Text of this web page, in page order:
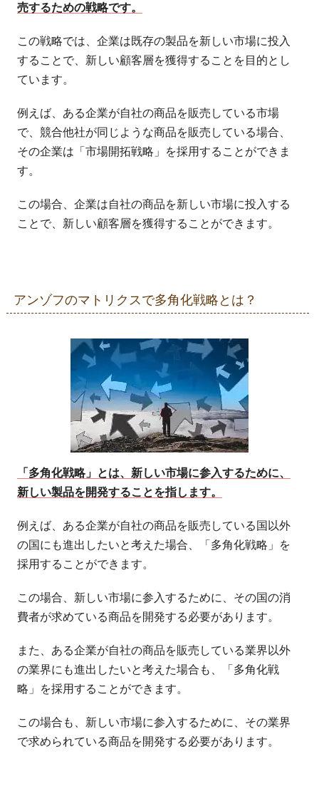
売するための戦略です。
この戦略では、企業は既存の製品を新しい市場に投入
することで、新しい顧客層を獲得することを目的とし
ています。
例えば、ある企業が自社の商品を販売している市場
で、競合他社が同じような商品を販売している場合、
その企業は「市場開拓戦略」を採用することができま
す。
この場合、企業は自社の商品を新しい市場に投入する
ことで、新しい顧客層を獲得することができます。
アンゾフのマトリクスで多角化戦略とは？
「多角化戦略」とは、新しい市場に参入するために、
新しい製品を開発することを指します。
例えば、ある企業が自社の商品を販売している国以外
の国にも進出したいと考えた場合、「多角化戦略」を
採用することができます。
この場合、新しい市場に参入するために、その国の消
費者が求めている商品を開発する必要があります。
また、ある企業が自社の商品を販売している業界以外
の業界にも進出したいと考えた場合も、「多角化戦
略」を採用することができます。
この場合も、新しい市場に参入するために、その業界
で求められている商品を開発する必要があります。